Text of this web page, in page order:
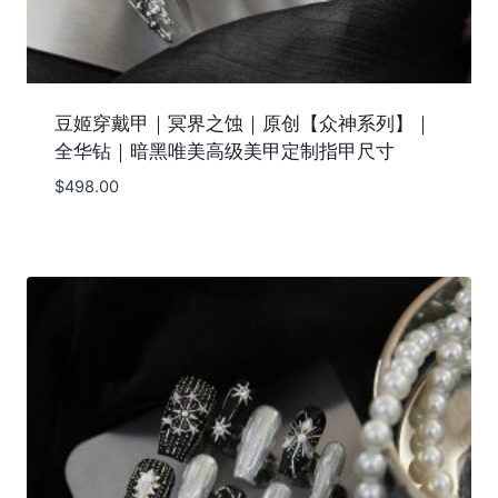
豆姬穿戴甲｜冥界之蚀｜原创【众神系列】｜
全华钻｜暗黑唯美高级美甲定制指甲尺寸
$498.00